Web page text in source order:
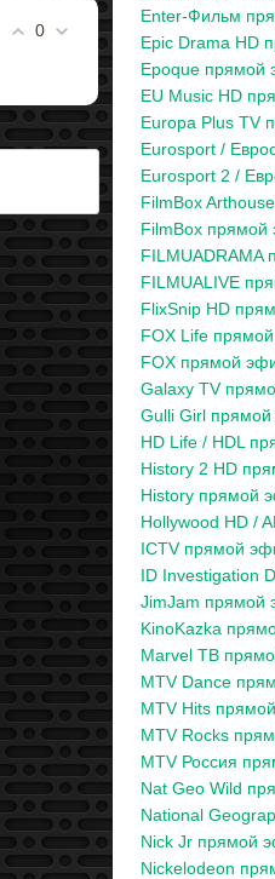
0
Enter-Фильм
Epic Drama HD
Epoque прямой
EU Music HD
Europa Plus TV
Eurosport /
Eurosport 2 /
FilmBox
FilmBox прямой
FILMUADRAMA
FILMUALIVE
FlixSnip HD
FOX Life
FOX прямой
Galaxy TV
Gulli Girl
HD Life / HDL
History 2 HD
History прямой
Hollywood HD /
ICTV прямой
ID Investigation
JimJam прямой
KinoKazka
Marvel ТВ
MTV Dance
MTV Hits
MTV Rocks
MTV Россия
Nat Geo Wild
National
Nick Jr прямой
Nickelodeon